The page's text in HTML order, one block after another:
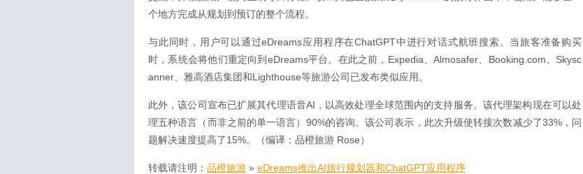
个地方完成从规划到预订的整个流程。
与此同时，用户可以通过eDreams应用程序在ChatGPT中进行对话式航班搜索。当旅客准备购买
时，系统会将他们重定向到eDreams平台。在此之前，Expedia、Almosafer、Booking.com、Skysc
anner、雅高酒店集团和Lighthouse等旅游公司已发布类似应用。
此外，该公司宣布已扩展其代理语音AI，以高效处理全球范围内的支持服务。该代理架构现在可以处
理五种语言（而非之前的单一语言）90%的咨询。该公司表示，此次升级使转接次数减少了33%，问
题解决速度提高了15%。（编译：品橙旅游 Rose）
转载请注明： 品橙旅游 » eDreams推出AI旅行规划器和ChatGPT应用程序